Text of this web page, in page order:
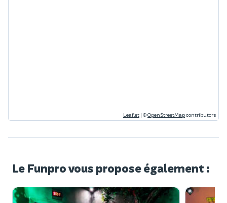
Leaflet | ©OpenStreetMapcontributors
Le Funpro vous propose également :